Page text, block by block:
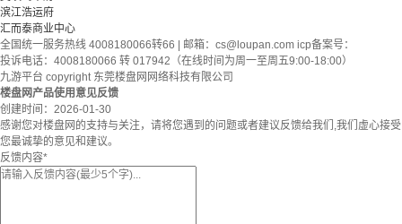
滨江浩运府
汇而泰商业中心
全国统一服务热线 4008180066转66 | 邮箱： cs@loupan.com icp备案号：
投诉电话：4008180066 转 017942（在线时间为周一至周五9:00-18:00）
九游平台 copyright 东莞楼盘网网络科技有限公司
楼盘网产品使用意见反馈
创建时间： 2026-01-30
感谢您对楼盘网的支持与关注，请将您遇到的问题或者建议反馈给我们,我们虚心接受
您最诚挚的意见和建议。
反馈内容*